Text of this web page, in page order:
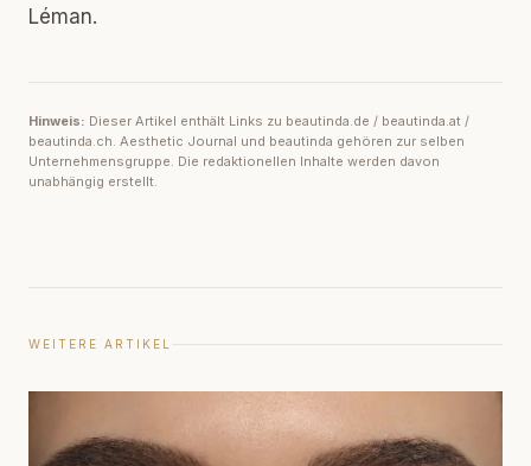
Léman.
Hinweis: Dieser Artikel enthält Links zu beautinda.de / beautinda.at /
beautinda.ch. Aesthetic Journal und beautinda gehören zur selben
Unternehmensgruppe. Die redaktionellen Inhalte werden davon
unabhängig erstellt.
WEITERE ARTIKEL